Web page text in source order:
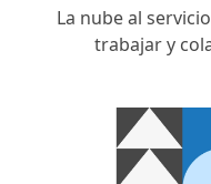
La nube al
trabajar y